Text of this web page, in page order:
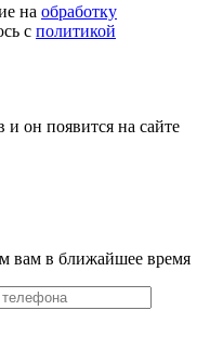
на обработку
с политикой
он появится на сайте
вам в ближайшее время